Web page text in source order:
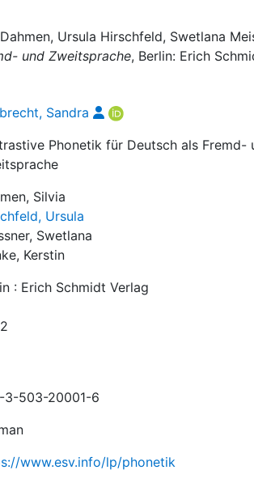
Ursula Hirschfeld, Swetlana
und Zweitsprache, Berlin: Erich
Sandra
Phonetik für Deutsch als Fremd-
Silvia
Ursula
Swetlana
Kerstin
: Erich Schmidt Verlag
3-503-20001-6
www.esv.info/lp/phonetik